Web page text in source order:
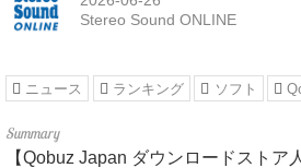
Stereo Sound ONLINE
ニュース ランキング ソフト
【Qobuz Japan ダウンロードストア